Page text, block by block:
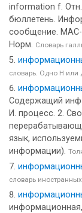
information f.
бюллетень.
сообщение.
Норм. Словарь
словарь. Одно Н или
Содержащий
И. процесс. 2.
язык,
информации).
словарь